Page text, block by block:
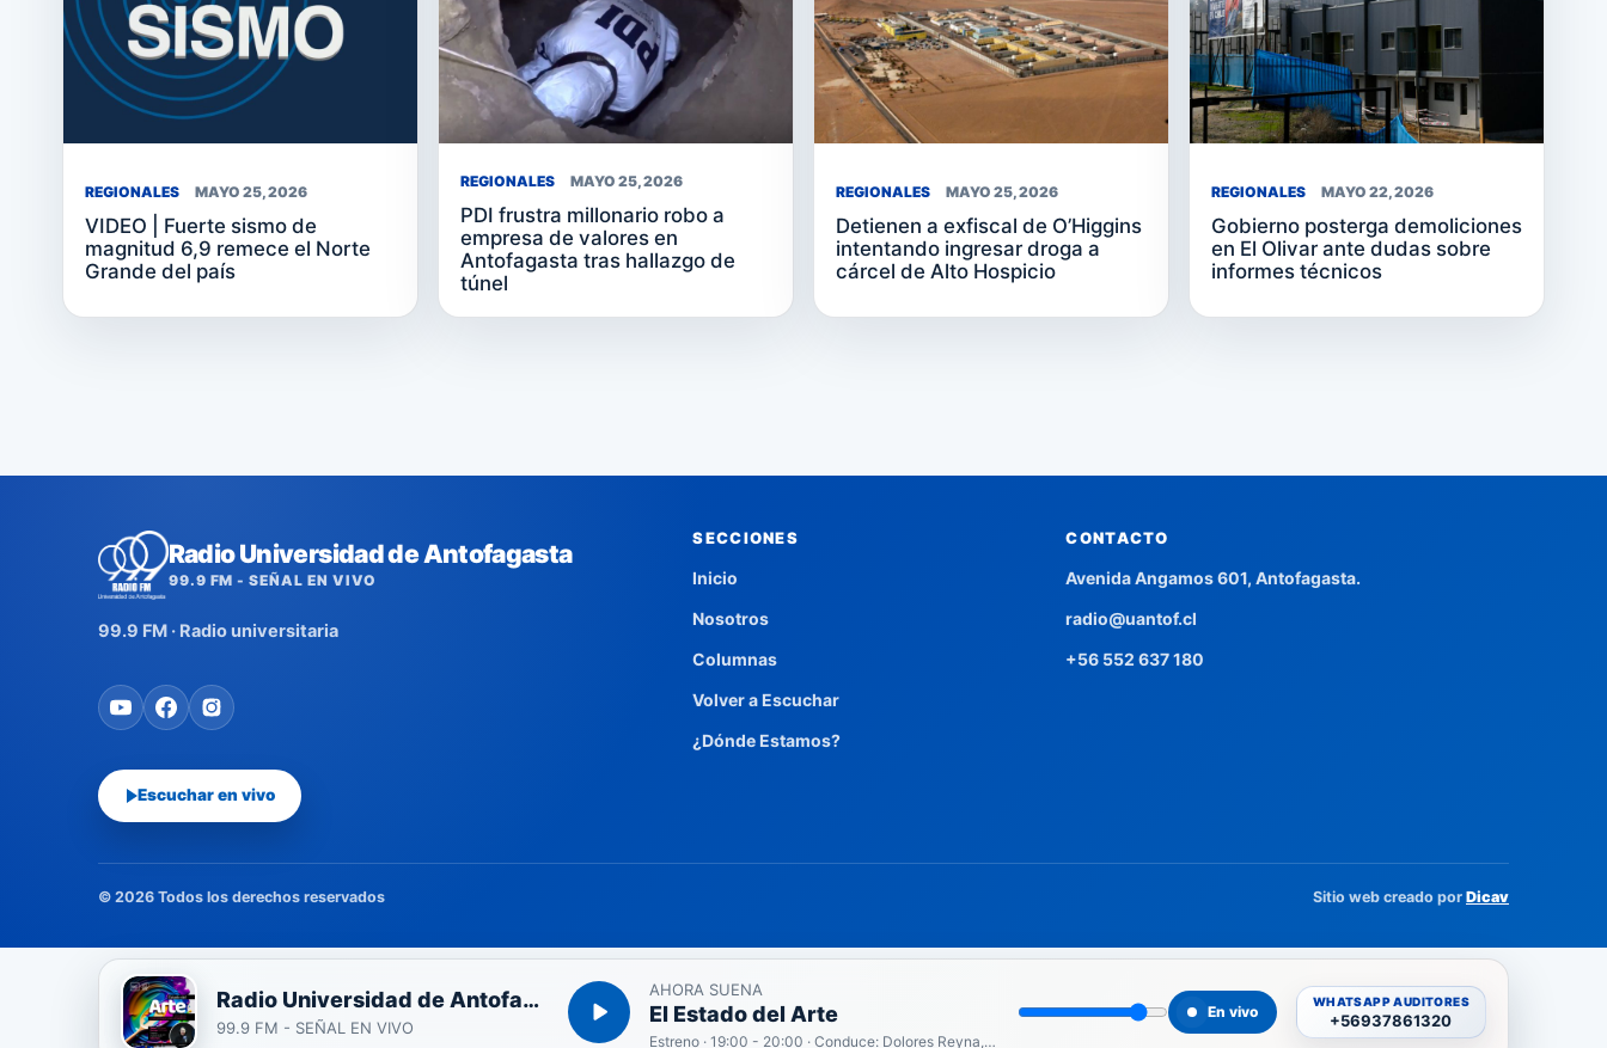
REGIONALES MAYO 25, 2026
VIDEO | Fuerte sismo de
magnitud 6,9 remece el Norte
Grande del país
REGIONALES MAYO 25, 2026
PDI frustra millonario robo a
empresa de valores en
Antofagasta tras hallazgo de
túnel
REGIONALES MAYO 25, 2026
Detienen a exfiscal de O’Higgins
intentando ingresar droga a
cárcel de Alto Hospicio
REGIONALES MAYO 22, 2026
Gobierno posterga demoliciones
en El Olivar ante dudas sobre
informes técnicos
Radio Universidad de Antofagasta
99.9 FM - SEÑAL EN VIVO
99.9 FM · Radio universitaria
Escuchar en vivo
SECCIONES
Inicio
Nosotros
Columnas
Volver a Escuchar
¿Dónde Estamos?
CONTACTO
Avenida Angamos 601, Antofagasta.
radio@uantof.cl
+56 552 637 180
© 2026 Todos los derechos reservados Sitio web creado por Dicav
Radio Universidad de Antofagasta
99.9 FM - SEÑAL EN VIVO
AHORA SUENA
El Estado del Arte
Estreno · 19:00 - 20:00 · Conduce: Dolores Reyna, actriz y gestora cultural
En vivo
WHATSAPP AUDITORES
+56937861320